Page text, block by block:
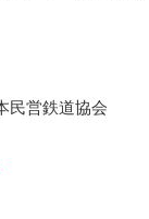
民営鉄道協会